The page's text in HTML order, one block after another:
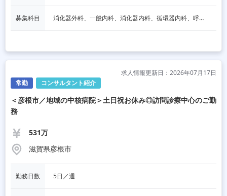
募集科目 消化器外科、一般内科、消化器内科、循環器内科、呼吸器内科、血液内科、脳神経内科、内分泌内科、老人内科、一般外科、その他
常勤 コンサルタント紹介
求人情報更新日：2026年07月17日
＜彦根市／地域の中核病院＞土日祝お休み◎訪問診療中心のご勤
務
531万
滋賀県彦根市
勤務日数 5日／週